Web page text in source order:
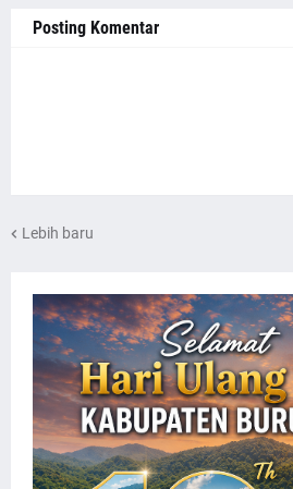
Posting Komentar
Lebih baru